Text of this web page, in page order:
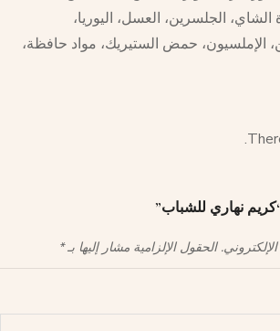
الجلسرين، العسل، اليوريا،
الإملسيون، حمض الستيريك، مواد حافظة،
الحقول الإلزامية مشار إليها بـ*